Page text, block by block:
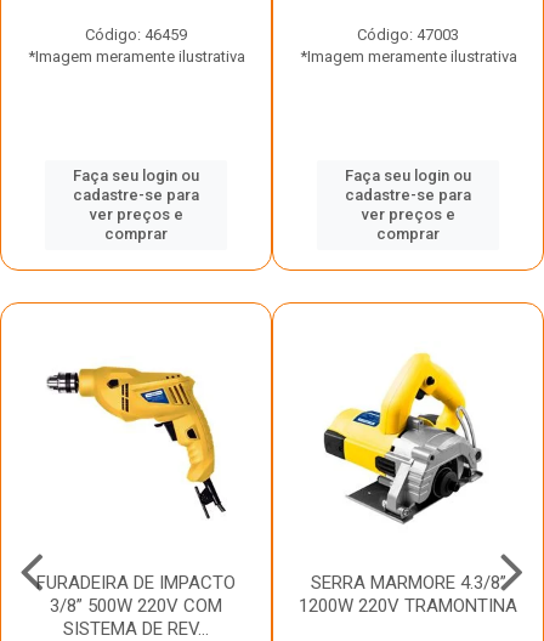
Código: 46459
*Imagem meramente ilustrativa
Faça seu login ou
cadastre-se para
ver preços e
comprar
Código: 47003
*Imagem meramente ilustrativa
Faça seu login ou
cadastre-se para
ver preços e
comprar
FURADEIRA DE IMPACTO
3/8” 500W 220V COM
SISTEMA DE REV...
SERRA MARMORE 4.3/8”
1200W 220V TRAMONTINA